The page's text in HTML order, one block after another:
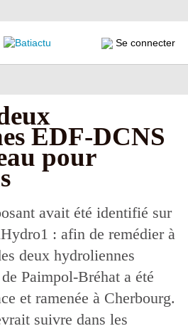
Se connecter
EDF-DCNS
pour
avait été identifié sur
: afin de remédier à
deux hydroliennes
Paimpol-Bréhat a été
et ramenée à Cherbourg.
suivre dans les